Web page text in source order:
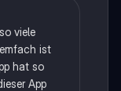
viele
ist
hat so
App